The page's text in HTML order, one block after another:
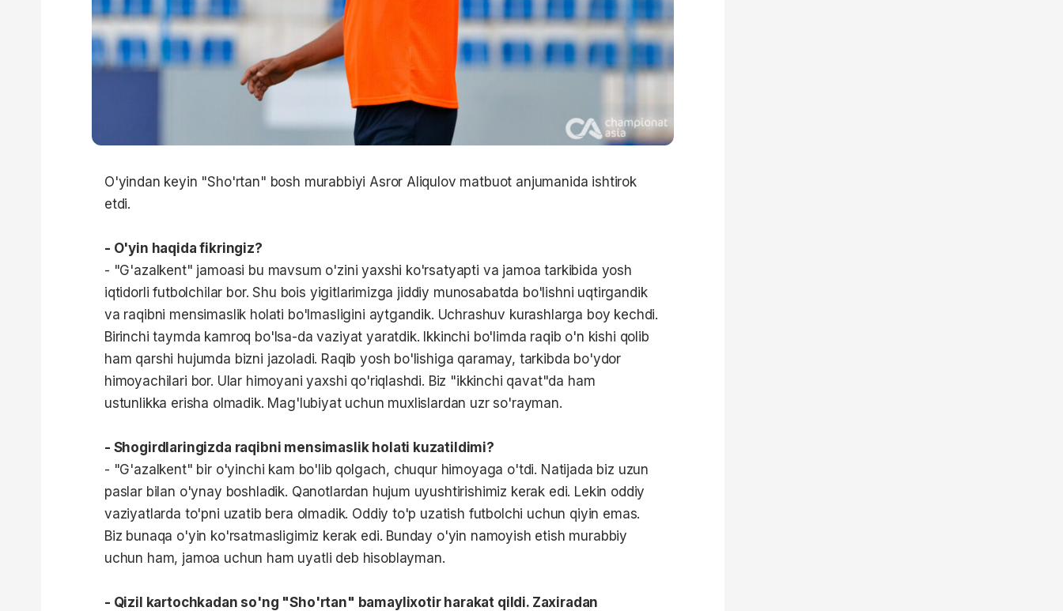
O'yindan keyin "Sho'rtan" bosh murabbiyi Asror Aliqulov matbuot anjumanida ishtirok
etdi.
- O'yin haqida fikringiz?
- "G'azalkent" jamoasi bu mavsum o'zini yaxshi ko'rsatyapti va jamoa tarkibida yosh
iqtidorli futbolchilar bor. Shu bois yigitlarimizga jiddiy munosabatda bo'lishni uqtirgandik
va raqibni mensimaslik holati bo'lmasligini aytgandik. Uchrashuv kurashlarga boy kechdi.
Birinchi taymda kamroq bo'lsa-da vaziyat yaratdik. Ikkinchi bo'limda raqib o'n kishi qolib
ham qarshi hujumda bizni jazoladi. Raqib yosh bo'lishiga qaramay, tarkibda bo'ydor
himoyachilari bor. Ular himoyani yaxshi qo'riqlashdi. Biz "ikkinchi qavat"da ham
ustunlikka erisha olmadik. Mag'lubiyat uchun muxlislardan uzr so'rayman.
- Shogirdlaringizda raqibni mensimaslik holati kuzatildimi?
- "G'azalkent" bir o'yinchi kam bo'lib qolgach, chuqur himoyaga o'tdi. Natijada biz uzun
paslar bilan o'ynay boshladik. Qanotlardan hujum uyushtirishimiz kerak edi. Lekin oddiy
vaziyatlarda to'pni uzatib bera olmadik. Oddiy to'p uzatish futbolchi uchun qiyin emas.
Biz bunaqa o'yin ko'rsatmasligimiz kerak edi. Bunday o'yin namoyish etish murabbiy
uchun ham, jamoa uchun ham uyatli deb hisoblayman.
- Qizil kartochkadan so'ng "Sho'rtan" bamaylixotir harakat qildi. Zaxiradan